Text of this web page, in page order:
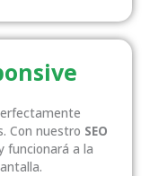
Con nuestro SEO
funcionará a la